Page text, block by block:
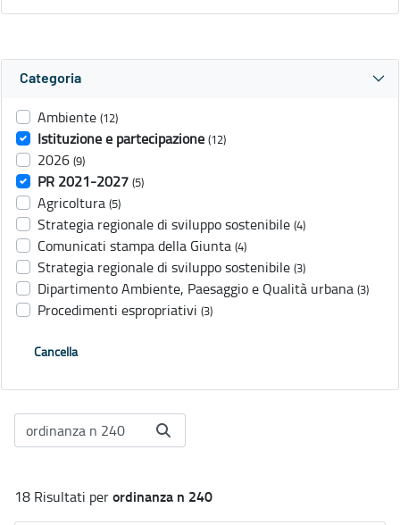
Categoria
Ambiente (12)
Istituzione e partecipazione (12)
2026 (9)
PR 2021-2027 (5)
Agricoltura (5)
Strategia regionale di sviluppo sostenibile (4)
Comunicati stampa della Giunta (4)
Strategia regionale di sviluppo sostenibile (3)
Dipartimento Ambiente, Paesaggio e Qualità urbana (3)
Procedimenti espropriativi (3)
Cancella
18 Risultati perordinanza n 240